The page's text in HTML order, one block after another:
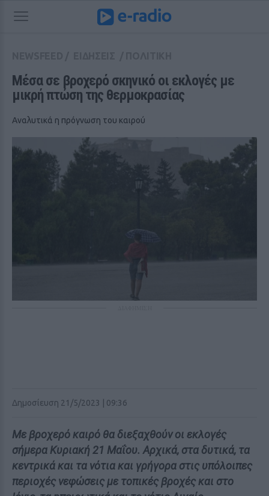
Μέσα σε βροχερό σκηνικό οι εκλογές με
μικρή πτώση της θερμοκρασίας
Αναλυτικά η πρόγνωση του καιρού
Δημοσίευση 21/5/2023 | 09:36
Με βροχερό καιρό θα διεξαχθούν οι εκλογές
σήμερα Κυριακή 21 Μαΐου. Αρχικά, στα δυτικά, τα
κεντρικά και τα νότια και γρήγορα στις υπόλοιπες
περιοχές νεφώσεις με τοπικές βροχές και στο